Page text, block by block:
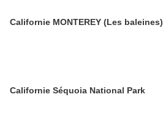
Californie MONTEREY (Les baleines)
Californie Séquoia National Park